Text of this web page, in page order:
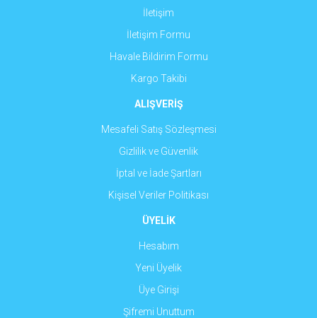
Gönder
İletişim
İletişim Formu
Havale Bildirim Formu
Kargo Takibi
ALIŞVERİŞ
Mesafeli Satış Sözleşmesi
Gizlilik ve Güvenlik
İptal ve İade Şartları
Kişisel Veriler Politikası
ÜYELİK
Hesabım
Yeni Üyelik
Üye Girişi
Şifremi Unuttum